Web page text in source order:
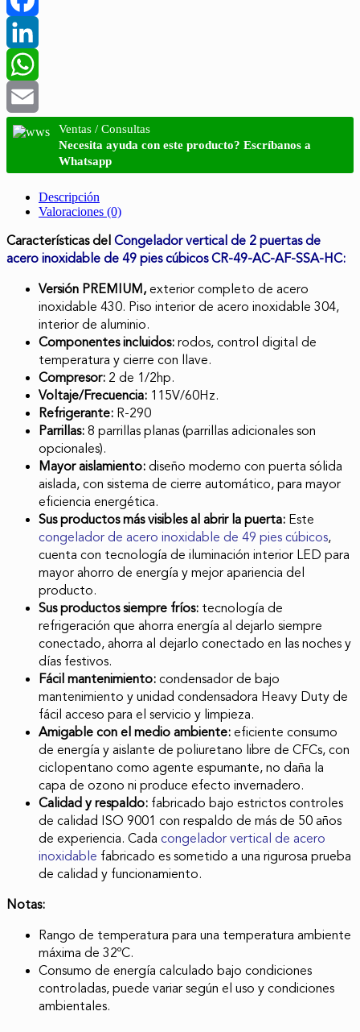
Facebook
LinkedIn
WhatsApp
Email
Ventas / Consultas
Necesita ayuda con este producto? Escríbanos a
Whatsapp
Descripción
Valoraciones (0)
Características delCongelador vertical de 2 puertas de
acero inoxidable de 49 pies cúbicos CR-49-AC-AF-SSA-HC:
Versión PREMIUM,exterior completo de acero
inoxidable 430. Piso interior de acero inoxidable 304,
interior de aluminio.
Componentes incluidos:rodos, control digital de
temperatura y cierre con llave.
Compresor: 2 de 1/2hp.
Voltaje/Frecuencia: 115V/60Hz.
Refrigerante: R-290
Parrillas:8 parrillas planas (parrillas adicionales son
opcionales).
Mayor aislamiento:diseño moderno con puerta sólida
aislada, con sistema de cierre automático, para mayor
eficiencia energética.
Sus productos más visibles al abrir la puerta: Este
congelador de acero inoxidable de 49 pies cúbicos,
cuenta con tecnología de iluminación interior LED para
mayor ahorro de energía y mejor apariencia del
producto.
Sus productos siempre fríos: tecnología de
refrigeración que ahorra energía al dejarlo siempre
conectado, ahorra al dejarlo conectado en las noches y
días festivos.
Fácil mantenimiento:condensador de bajo
mantenimiento y unidad condensadora Heavy Duty de
fácil acceso para el servicio y limpieza.
Amigable con el medio ambiente:eficiente consumo
de energía y aislante de poliuretano libre de CFCs, con
ciclopentano como agente espumante, no daña la
capa de ozono ni produce efecto invernadero.
Calidad y respaldo: fabricado bajo estrictos controles
de calidad ISO 9001 con respaldo de más de 50 años
de experiencia. Cada congelador vertical de acero
inoxidable fabricado es sometido a una rigurosa prueba
de calidad y funcionamiento.
Notas:
Rango de temperatura para una temperatura ambiente
máxima de 32ºC.
Consumo de energía calculado bajo condiciones
controladas, puede variar según el uso y condiciones
ambientales.